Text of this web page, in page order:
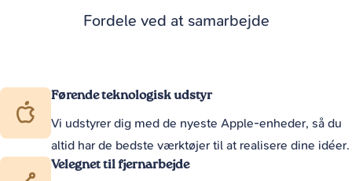
Fordele ved at samarbejde
Førende teknologisk udstyr
Vi udstyrer dig med de nyeste Apple-enheder, så du
altid har de bedste værktøjer til at realisere dine idéer.
Velegnet til fjernarbejde